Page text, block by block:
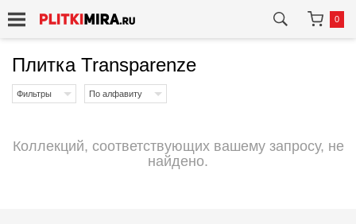
0
Плитка Transparenze
Фильтры По алфавиту
Коллекций, соответствующих вашему запросу, не
найдено.